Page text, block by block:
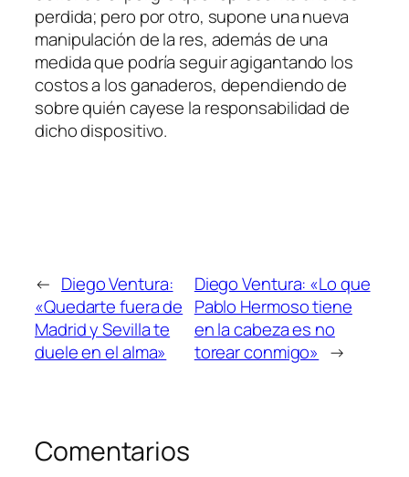
perdida; pero por otro, supone una nueva
manipulación de la res, además de una
medida que podría seguir agigantando los
costos a los ganaderos, dependiendo de
sobre quién cayese la responsabilidad de
dicho dispositivo.
← Diego Ventura:
«Quedarte fuera de
Madrid y Sevilla te
duele en el alma»
Diego Ventura: «Lo que
Pablo Hermoso tiene
en la cabeza es no
torear conmigo» →
Comentarios